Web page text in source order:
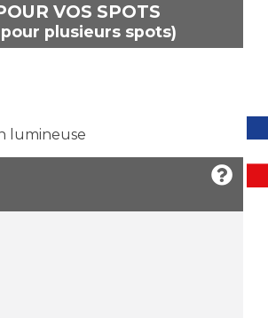
VOS SPOTS
plusieurs spots)
lumineuse